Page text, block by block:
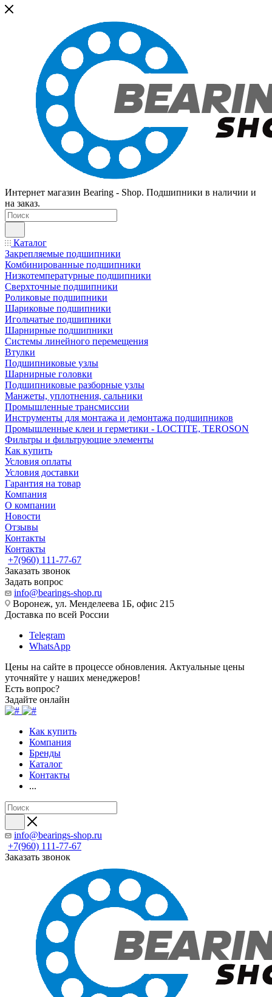
Интернет магазин Bearing - Shop. Подшипники в наличии и
на заказ.
Каталог
Закрепляемые подшипники
Комбинированные подшипники
Низкотемпературные подшипники
Сверхточные подшипники
Роликовые подшипники
Шариковые подшипники
Игольчатые подшипники
Шарнирные подшипники
Системы линейного перемещения
Втулки
Подшипниковые узлы
Шарнирные головки
Подшипниковые разборные узлы
Манжеты, уплотнения, сальники
Промышленные трансмиссии
Инструменты для монтажа и демонтажа подшипников
Промышленные клеи и герметики - LOCTITE, TEROSON
Фильтры и фильтрующие элементы
Как купить
Условия оплаты
Условия доставки
Гарантия на товар
Компания
О компании
Новости
Отзывы
Контакты
Контакты
+7(960) 111-77-67
Заказать звонок
Задать вопрос
info@bearings-shop.ru
Воронеж, ул. Менделеева 1Б, офис 215
Доставка по всей России
Telegram
WhatsApp
Цены на сайте в процессе обновления. Актуальные цены
уточняйте у наших менеджеров!
Есть вопрос?
Задайте онлайн
Как купить
Компания
Бренды
Каталог
Контакты
...
info@bearings-shop.ru
+7(960) 111-77-67
Заказать звонок